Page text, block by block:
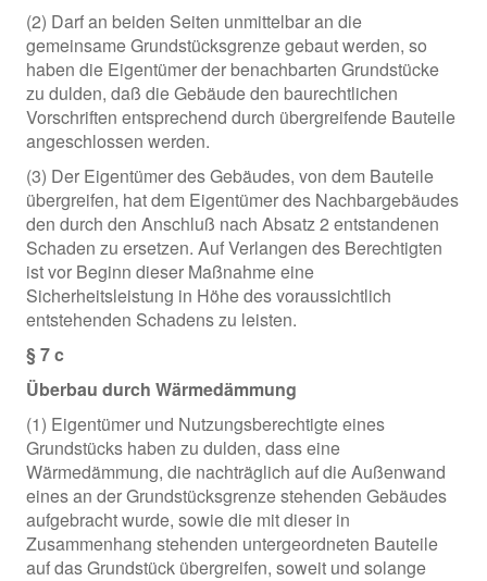
(2) Darf an beiden Seiten unmittelbar an die
gemeinsame Grundstücksgrenze gebaut werden, so
haben die Eigentümer der benachbarten Grundstücke
zu dulden, daß die Gebäude den baurechtlichen
Vorschriften entsprechend durch übergreifende Bauteile
angeschlossen werden.
(3) Der Eigentümer des Gebäudes, von dem Bauteile
übergreifen, hat dem Eigentümer des Nachbargebäudes
den durch den Anschluß nach Absatz 2 entstandenen
Schaden zu ersetzen. Auf Verlangen des Berechtigten
ist vor Beginn dieser Maßnahme eine
Sicherheitsleistung in Höhe des voraussichtlich
entstehenden Schadens zu leisten.
§ 7 c
Überbau durch Wärmedämmung
(1) Eigentümer und Nutzungsberechtigte eines
Grundstücks haben zu dulden, dass eine
Wärmedämmung, die nachträglich auf die Außenwand
eines an der Grundstücksgrenze stehenden Gebäudes
aufgebracht wurde, sowie die mit dieser in
Zusammenhang stehenden untergeordneten Bauteile
auf das Grundstück übergreifen, soweit und solange